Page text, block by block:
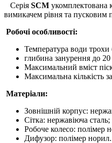
Серія SCM укомплектована
вимикачем рівня та пусковим
Робочі особливості:
Температура води трохи
глибина занурення до
Максимальний вміст
Максимальна кількість
Матеріали:
Зовнішній корпус:
Сітка: нержавіюча сталь;
Робоче колесо: полімер
Дифузор: полімер норил.